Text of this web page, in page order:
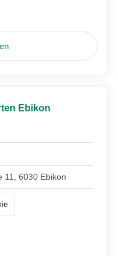
Ebikon
11, 6030 Ebikon